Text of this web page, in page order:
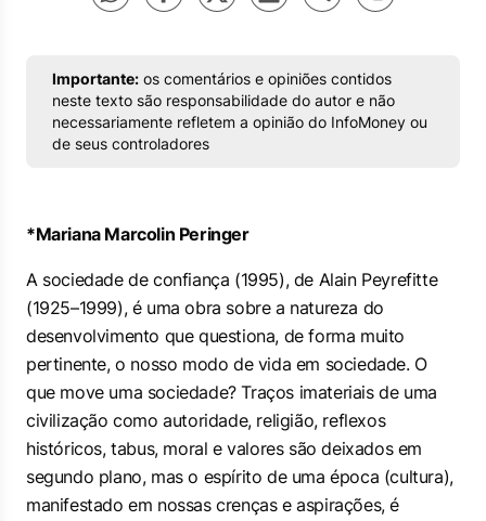
Importante: os comentários e opiniões contidos
neste texto são responsabilidade do autor e não
necessariamente refletem a opinião do InfoMoney ou
de seus controladores
*Mariana Marcolin Peringer
A sociedade de confiança (1995), de Alain Peyrefitte
(1925–1999), é uma obra sobre a natureza do
desenvolvimento que questiona, de forma muito
pertinente, o nosso modo de vida em sociedade. O
que move uma sociedade? Traços imateriais de uma
civilização como autoridade, religião, reflexos
históricos, tabus, moral e valores são deixados em
segundo plano, mas o espírito de uma época (cultura),
manifestado em nossas crenças e aspirações, é